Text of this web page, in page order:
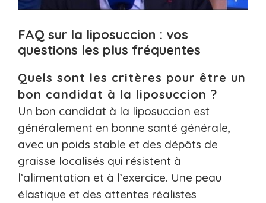
FAQ sur la liposuccion : vos
questions les plus fréquentes
Quels sont les critères pour être un
bon candidat à la liposuccion ?
Un bon candidat à la liposuccion est
généralement en bonne santé générale,
avec un poids stable et des dépôts de
graisse localisés qui résistent à
l’alimentation et à l’exercice. Une peau
élastique et des attentes réalistes